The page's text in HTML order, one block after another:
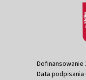
Dofinansowanie
Data podpisania